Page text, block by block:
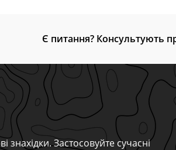
Є питання? Консультують
Застосовуйте сучасні